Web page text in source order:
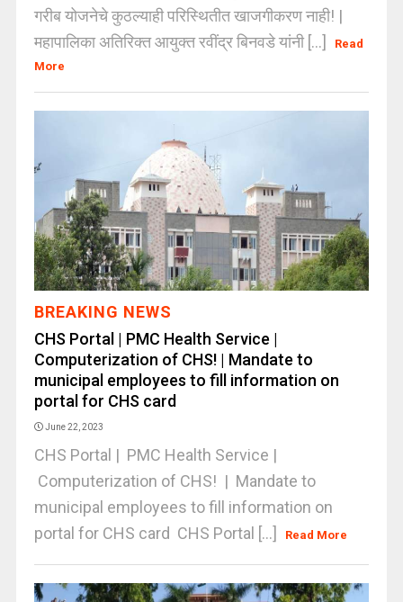
गरीब योजनेचे कुठल्याही परिस्थितीत खाजगीकरण नाही! |
महापालिका अतिरिक्त आयुक्त रवींद्र बिनवडे यांनी [...]
Read
More
BREAKING NEWS
CHS Portal | PMC Health Service |
Computerization of CHS! | Mandate to
municipal employees to fill information on
portal for CHS card
June 22, 2023
CHS Portal | PMC Health Service |
Computerization of CHS! | Mandate to
municipal employees to fill information on
portal for CHS card CHS Portal [...]
Read More